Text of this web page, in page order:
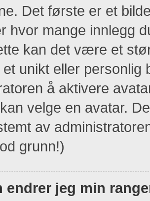
Det første er et
hvor mange innlegg
kan det være et
unikt eller personlig
å aktivere
velge en avatar.
av
grunn!)
endrer jeg min